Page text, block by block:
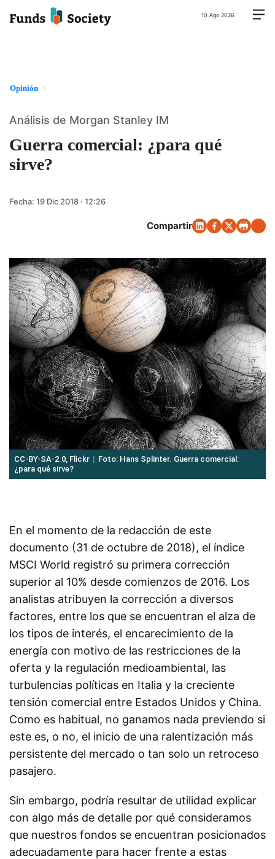
10 Ago 2026
Opinión
Guerra comercial: ¿para qué
sirve?
Análisis de Morgan Stanley IM
Fecha: 19 Dic 2018 · 12:26
Compartir
CC-BY-SA-2.0, Flickr
Foto: Hans Splinter. Guerra comercial:
¿para qué sirve?
En el momento de la redacción de este
documento (31 de octubre de 2018), el índice
MSCI World registró su primera corrección
superior al 10% desde comienzos de 2016. Los
analistas atribuyen la corrección a diversos
factores, entre los que se encuentran el alza de
los tipos de interés, el encarecimiento de la
energía con motivo de las restricciones de la
oferta y la regulación medioambiental, las
turbulencias políticas en Italia y la creciente
tensión comercial entre Estados Unidos y China.
Como es habitual, no ganamos nada previendo si
este es, o no, el inicio de una ralentización más
persistente del mercado o tan solo un retroceso
pasajero.
Sin embargo, podría resultar de utilidad explicar
con algo más de detalle por qué consideramos
que nuestros fondos se encuentran posicionados
adecuadamente para hacer frente a estas